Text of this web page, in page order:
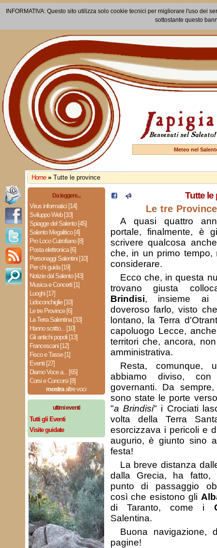
INFORMATIVA: Questo sito utilizza solo cookie tecnici per migliorare l'uso dei
sottostante questo
Meteo nel
Home » Tutte le province
Da leggere...
Virus informatici [14]
Sviluppo Web [10]
Spiagge del Salento [45]
Salento Megalitico [4]
Pro Loco Cutrofiano [8]
Posta elettronica [6]
Personaggi Salentini [10]
Per chi guida [19]
Notizie dal Salento [43]
Musica e Concerti [1]
Luoghi [17]
Lidoconchiglie [10]
Le tre Province [6]
La Terra Salentina [33]
Hanno scritto... [10]
Gli antichi popoli [13]
Francescani [12]
Fisco e Tasse [1]
Eventi [27]
Diamo Voce a... [65]
Corsi e Concorsi [8]
mostraaltre voci
ultimi eventi
Tutti gli Eventi
Visite guidate
Tutte le
Le tre
A quasi quattro
portale, finalmente, è
scrivere qualcosa
che, in un primo tempo,
considerare.
Ecco che, in questa
trovano giusta
Brindisi, insieme ai
doveroso farlo, visto
lontano, la Terra
capoluogo Lecce,
territori che, ancora,
amministrativa.
Resta, comunque,
abbiamo diviso,
governanti. Da
sono state le porte
"a Brindisi" i Crociati
volta della Terra
esorcizzava i pericoli e
augurio, è giunto sino
festa!
La breve distanza
dalla Grecia, ha
punto di passaggio
così che esistono gli
di Taranto, come i
Salentina.
Buona navigazione,
pagine!